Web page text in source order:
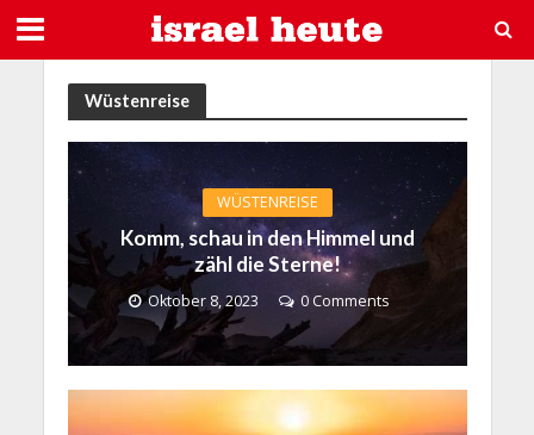
Wüstenreise
WÜSTENREISE
Komm, schau in den Himmel und
zähl die Sterne!
Oktober 8, 2023 0 Comments